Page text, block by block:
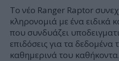
Το νέο Ranger Raptor
κληρονομιά με ένα ειδικά
που συνδυάζει
επιδόσεις για τα δεδομένα
καθημερινά του καθήκοντα.